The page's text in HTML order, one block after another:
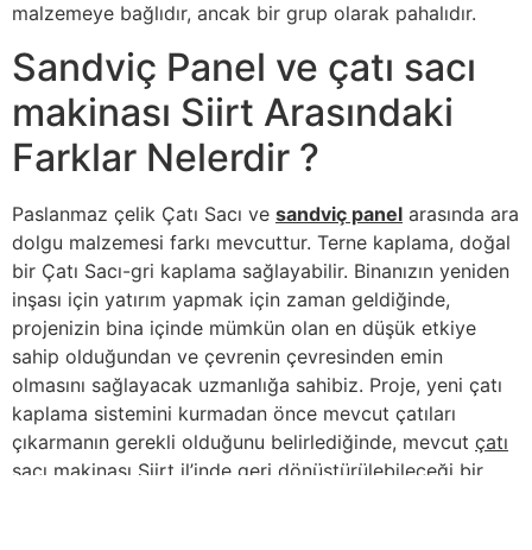
malzemeye bağlıdır, ancak bir grup olarak pahalıdır.
Sandviç Panel ve çatı sacı
makinası Siirt Arasındaki
Farklar Nelerdir ?
Paslanmaz çelik Çatı Sacı ve sandviç panel arasında ara
dolgu malzemesi farkı mevcuttur. Terne kaplama, doğal
bir Çatı Sacı-gri kaplama sağlayabilir. Binanızın yeniden
inşası için yatırım yapmak için zaman geldiğinde,
projenizin bina içinde mümkün olan en düşük etkiye
sahip olduğundan ve çevrenin çevresinden emin
olmasını sağlayacak uzmanlığa sahibiz. Proje, yeni çatı
kaplama sistemini kurmadan önce mevcut çatıları
çıkarmanın gerekli olduğunu belirlediğinde, mevcut çatı
sacı makinası Siirt il’inde geri dönüştürülebileceği bir